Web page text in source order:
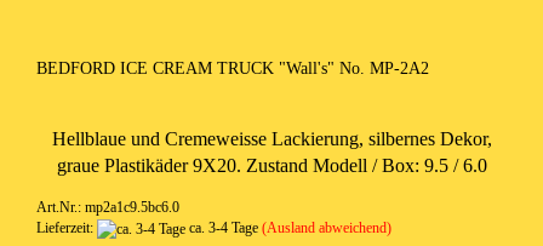
BEDFORD ICE CREAM TRUCK "Wall's" No. MP-2A2
Hellblaue und Cremeweisse Lackierung, silbernes Dekor,
graue Plastikäder 9X20. Zustand Modell / Box: 9.5 / 6.0
Art.Nr.: mp2a1c9.5bc6.0
Lieferzeit:
ca. 3-4 Tage (Ausland abweichend)